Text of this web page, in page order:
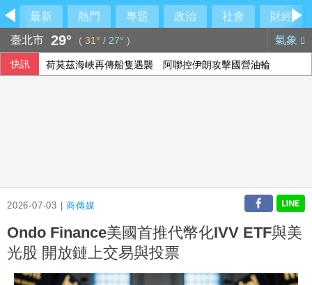
最新 熱門 專題 政治 社會
財經
臺北市 29° ( 31° / 27° ) 氣象
快訊 荷莫茲海峽再傳船隻遇襲 阿聯控伊朗攻擊國營油輪
2026-07-03 |商傳媒
Ondo Finance美國首推代幣化IVV ETF與美
光股 開放鏈上交易與投票